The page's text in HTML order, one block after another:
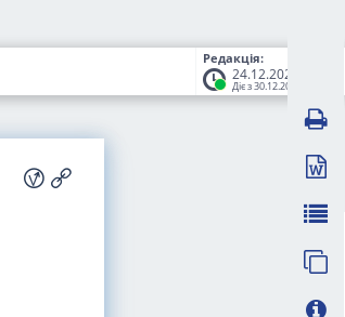
Редакція:
24.12.2025
Діє з 30.12.2025